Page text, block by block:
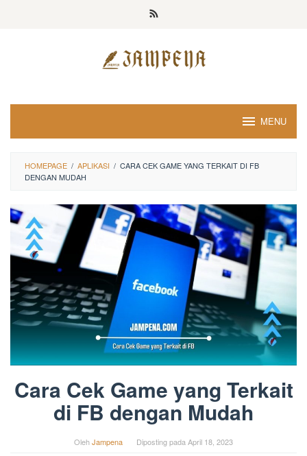
MENU
HOMEPAGE / APLIKASI / CARA CEK GAME YANG TERKAIT DI FB
DENGAN MUDAH
Cara Cek Game yang Terkait
di FB dengan Mudah
OlehJampena Diposting pada April 18, 2023